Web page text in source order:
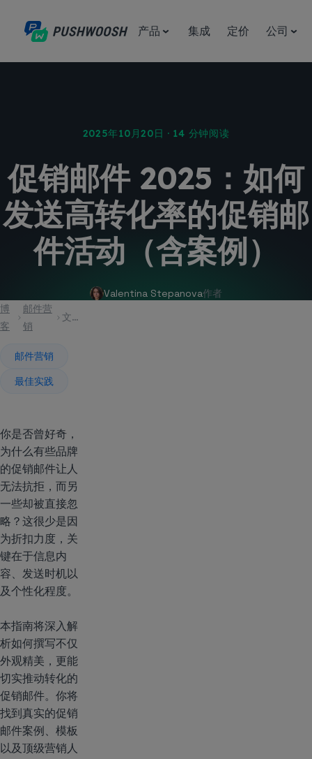
产品 集成 定价 公司
2025年10月20日 · 14 分钟阅读
促销邮件 2025：如何
发送高转化率的促销邮
件活动（含案例）
Valentina Stepanova作者
博
客
邮件营
销
文章
邮件营销
最佳实践
你是否曾好奇，
为什么有些品牌
的促销邮件让人
无法抗拒，而另
一些却被直接忽
略？这很少是因
为折扣力度，关
键在于信息内
容、发送时机以
及个性化程度。
本指南将深入解
析如何撰写不仅
外观精美，更能
切实推动转化的
促销邮件。你将
找到真实的促销
邮件案例、模板
以及顶级营销人